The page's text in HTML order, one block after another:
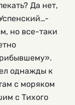
Да нет,
но все-таки
однажды к
с моряком
с Тихого